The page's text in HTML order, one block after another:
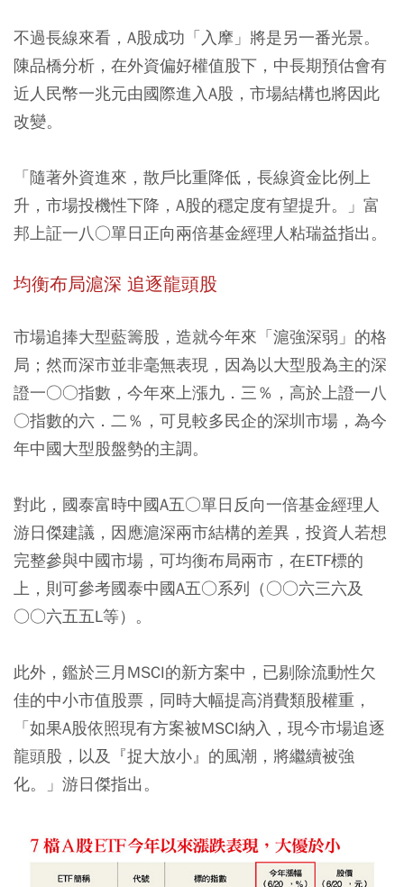
不過長線來看，A股成功「入摩」將是另一番光景。
陳品橋分析，在外資偏好權值股下，中長期預估會有
近人民幣一兆元由國際進入A股，市場結構也將因此
改變。
「隨著外資進來，散戶比重降低，長線資金比例上
升，市場投機性下降，A股的穩定度有望提升。」富
邦上証一八○單日正向兩倍基金經理人粘瑞益指出。
均衡布局滬深 追逐龍頭股
市場追捧大型藍籌股，造就今年來「滬強深弱」的格
局；然而深市並非毫無表現，因為以大型股為主的深
證一○○指數，今年來上漲九．三％，高於上證一八
○指數的六．二％，可見較多民企的深圳市場，為今
年中國大型股盤勢的主調。
對此，國泰富時中國A五○單日反向一倍基金經理人
游日傑建議，因應滬深兩市結構的差異，投資人若想
完整參與中國市場，可均衡布局兩市，在ETF標的
上，則可參考國泰中國A五○系列（○○六三六及
○○六五五L等）。
此外，鑑於三月MSCI的新方案中，已剔除流動性欠
佳的中小市值股票，同時大幅提高消費類股權重，
「如果A股依照現有方案被MSCI納入，現今市場追逐
龍頭股，以及『捉大放小』的風潮，將繼續被強
化。」游日傑指出。